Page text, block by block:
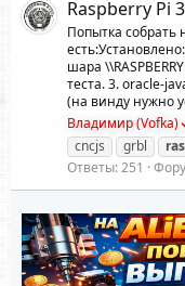
Raspberry Pi
Попытка собрать
шара
теста. 3. oracle-
(на винду нужно
Владимир (Vofka)
cncjs
grbl
Ответы: 251